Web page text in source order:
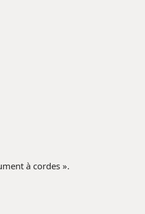
à cordes ».